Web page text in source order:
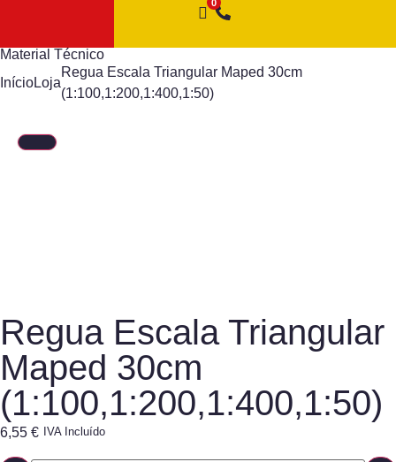
Material Técnico
InícioLoja
Regua Escala Triangular Maped 30cm
(1:100,1:200,1:400,1:50)
Regua Escala Triangular
Maped 30cm
(1:100,1:200,1:400,1:50)
6,55 € IVA Incluído